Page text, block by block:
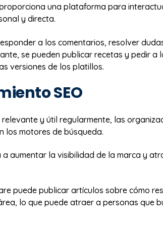
una plataforma para
y directa.
a los comentarios, resolver
se pueden publicar recetas y pedir a
versiones de los platillos.
SEO
y útil regularmente, las
los motores de búsqueda.
a aumentar la visibilidad de la marca y
puede publicar artículos sobre cómo
lo que puede atraer a personas que